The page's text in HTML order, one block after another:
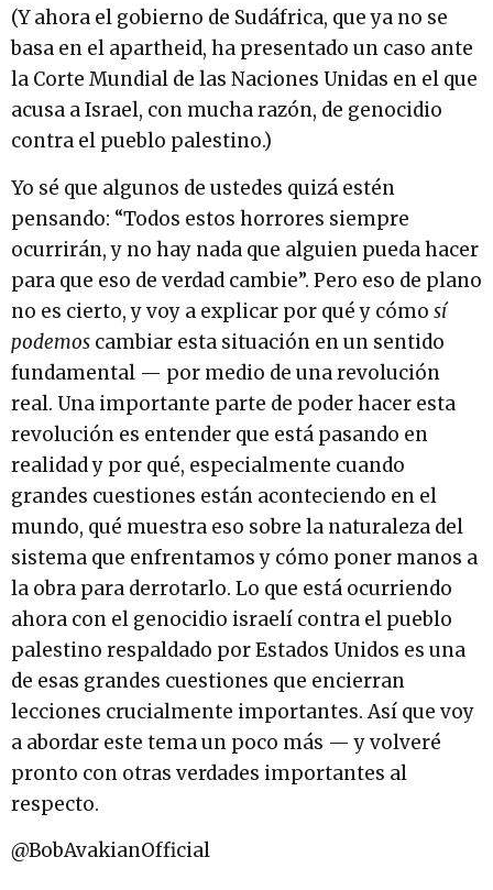
(Y ahora el gobierno de Sudáfrica, que ya no se
basa en el apartheid, ha presentado un caso ante
la Corte Mundial de las Naciones Unidas en el que
acusa a Israel, con mucha razón, de genocidio
contra el pueblo palestino.)
Yo sé que algunos de ustedes quizá estén
pensando: “Todos estos horrores siempre
ocurrirán, y no hay nada que alguien pueda hacer
para que eso de verdad cambie”. Pero eso de plano
no es cierto, y voy a explicar por qué y cómo sí
podemos cambiar esta situación en un sentido
fundamental — por medio de una revolución
real. Una importante parte de poder hacer esta
revolución es entender que está pasando en
realidad y por qué, especialmente cuando
grandes cuestiones están aconteciendo en el
mundo, qué muestra eso sobre la naturaleza del
sistema que enfrentamos y cómo poner manos a
la obra para derrotarlo. Lo que está ocurriendo
ahora con el genocidio israelí contra el pueblo
palestino respaldado por Estados Unidos es una
de esas grandes cuestiones que encierran
lecciones crucialmente importantes. Así que voy
a abordar este tema un poco más — y volveré
pronto con otras verdades importantes al
respecto.
@BobAvakianOfficial